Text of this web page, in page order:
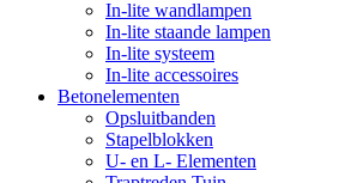
In-lite wandlampen
In-lite staande lampen
In-lite systeem
In-lite accessoires
Betonelementen
Opsluitbanden
Stapelblokken
U- en L- Elementen